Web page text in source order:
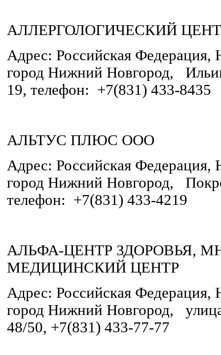
АЛЛЕРГОЛОГИЧЕСКИЙ
Адрес: Российская Федерация,
город Нижний Новгород,
19, телефон: +7(831) 433-8435
АЛЬТУС ПЛЮС ООО
Адрес: Российская Федерация,
город Нижний Новгород,
телефон: +7(831) 433-4219
АЛЬФА-ЦЕНТР ЗДОРОВЬЯ,
МЕДИЦИНСКИЙ ЦЕНТР
Адрес: Российская Федерация,
город Нижний Новгород,
48/50, +7(831) 433-77-77